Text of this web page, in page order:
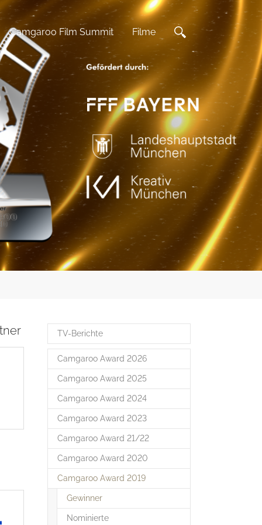
Camgaroo Film Summit Filme
TV-Berichte
Camgaroo Award 2026
Camgaroo Award 2025
Camgaroo Award 2024
Camgaroo Award 2023
Camgaroo Award 21/22
Camgaroo Award 2020
Camgaroo Award 2019
Gewinner(current)
Nominierte